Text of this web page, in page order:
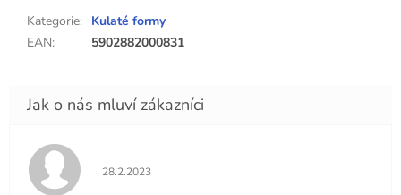
Kategorie: Kulaté formy
EAN: 5902882000831
Hodnocení obchodu je 5 z 5 hvězdiček.
28.2.2023